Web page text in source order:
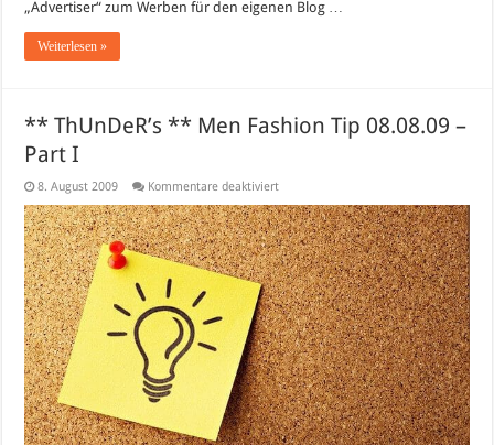
„Advertiser“ zum Werben für den eigenen Blog …
Weiterlesen »
** ThUnDeR’s ** Men Fashion Tip 08.08.09 –
Part I
8. August 2009 Kommentare deaktiviertfür
ThUnDeR’s
**
Men
Fashion
Tip
08.08.09
–
Part
I